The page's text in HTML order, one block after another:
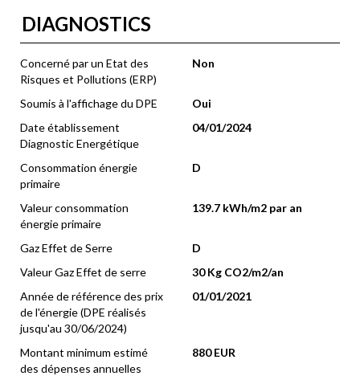
DIAGNOSTICS
Concerné par un Etat des
Risques et Pollutions (ERP)
Non
Soumis à l'affichage du DPE
Oui
Date établissement
Diagnostic Energétique
04/01/2024
Consommation énergie
primaire
D
Valeur consommation
énergie primaire
139.7 kWh/m2 par an
Gaz Effet de Serre
D
Valeur Gaz Effet de serre
30 Kg CO2/m2/an
Année de référence des prix
de l'énergie (DPE réalisés
jusqu'au 30/06/2024)
01/01/2021
Montant minimum estimé
des dépenses annuelles
880 EUR